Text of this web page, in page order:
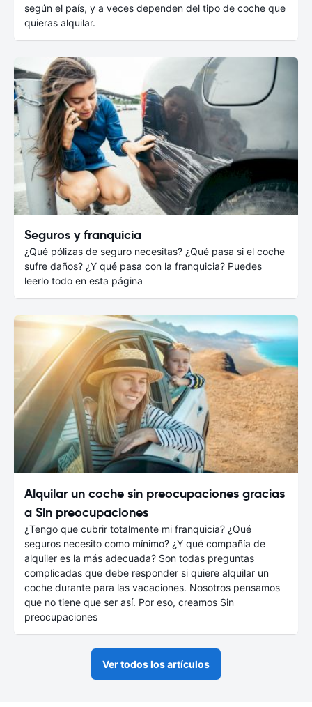
según el país, y a veces dependen del tipo de coche que
quieras alquilar.
Seguros y franquicia
¿Qué pólizas de seguro necesitas? ¿Qué pasa si el coche
sufre daños? ¿Y qué pasa con la franquicia? Puedes
leerlo todo en esta página
Alquilar un coche sin preocupaciones gracias
a Sin preocupaciones
¿Tengo que cubrir totalmente mi franquicia? ¿Qué
seguros necesito como mínimo? ¿Y qué compañía de
alquiler es la más adecuada? Son todas preguntas
complicadas que debe responder si quiere alquilar un
coche durante para las vacaciones. Nosotros pensamos
que no tiene que ser así. Por eso, creamos Sin
preocupaciones
Ver todos los artículos